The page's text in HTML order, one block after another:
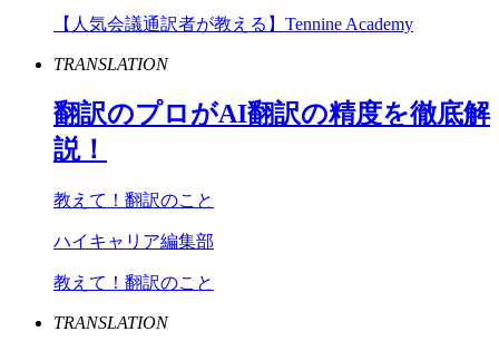
【人気会議通訳者が教える】Tennine Academy
TRANSLATION
翻訳のプロがAI翻訳の精度を徹底解
説！
教えて！翻訳のこと
ハイキャリア編集部
教えて！翻訳のこと
TRANSLATION